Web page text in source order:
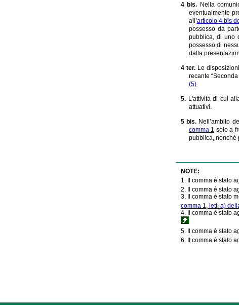
4 bis. Nella
eventualmente
all’articolo 4 bis
possesso da
pubblica, di uno
possesso di
dalla
4 ter. Le
recante
(5)
5. L'attività di cui
attuativi.
5 bis. Nell’ambito
comma 1 solo a
pubblica, nonché
NOTE:
1. Il comma è stato
2. Il comma è stato
3. Il comma è stato
comma 1, lett. a)
4. Il comma è stato
5. Il comma è stato
6. Il comma è stato